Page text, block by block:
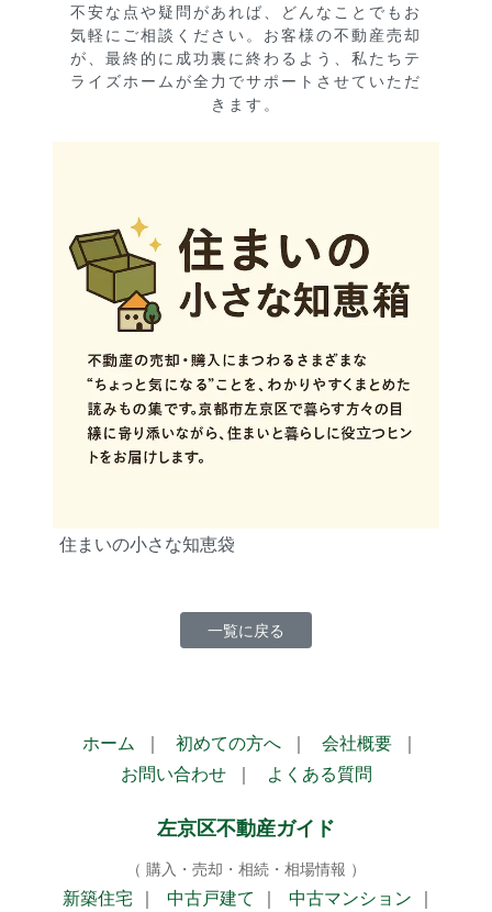
不安な点や疑問があれば、どんなことでもお
気軽にご相談ください。お客様の不動産売却
が、最終的に成功裏に終わるよう、私たちテ
ライズホームが全力でサポートさせていただ
きます。
住まいの小さな知恵袋
一覧に戻る
ホーム ｜ 初めての方へ ｜ 会社概要
｜
お問い合わせ
｜ よくある質問
左京区不動産ガイド
（ 購入・売却・相続・相場情報 ）
新築住宅 ｜ 中古戸建て ｜ 中古マンション
｜